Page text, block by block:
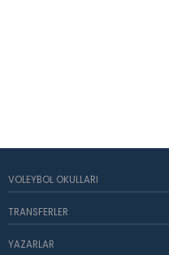
VOLEYBOL OKULLARI
TRANSFERLER
YAZARLAR